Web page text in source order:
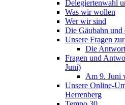
Delegiertenwahl
Was wir wollen
Wer wir sind
Die Gäubahn und
Unsere Fragen
Die
Fragen und
Juni)
Am 9. Juni
Unsere Online-
Herrenberg